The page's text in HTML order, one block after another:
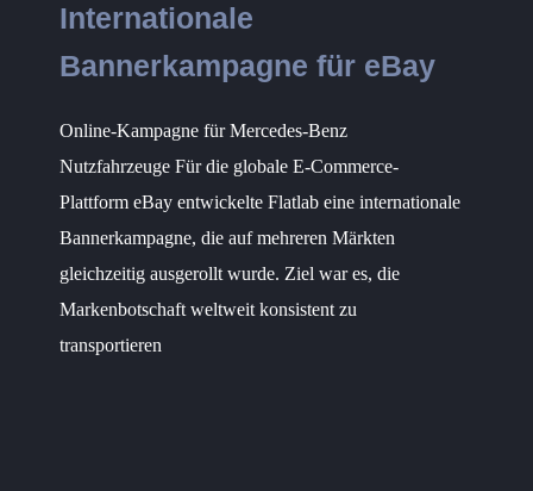
Internationale
Bannerkampagne für eBay
Online-Kampagne für Mercedes-Benz
Nutzfahrzeuge Für die globale E-Commerce-
Plattform eBay entwickelte Flatlab eine internationale
Bannerkampagne, die auf mehreren Märkten
gleichzeitig ausgerollt wurde. Ziel war es, die
Markenbotschaft weltweit konsistent zu
transportieren